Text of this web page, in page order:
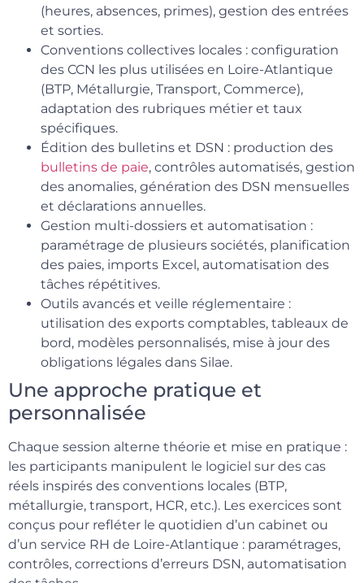
(heures, absences, primes), gestion des entrées
et sorties.
Conventions collectives locales : configuration
des CCN les plus utilisées en Loire-Atlantique
(BTP, Métallurgie, Transport, Commerce),
adaptation des rubriques métier et taux
spécifiques.
Édition des bulletins et DSN : production des
bulletins de paie, contrôles automatisés, gestion
des anomalies, génération des DSN mensuelles
et déclarations annuelles.
Gestion multi-dossiers et automatisation :
paramétrage de plusieurs sociétés, planification
des paies, imports Excel, automatisation des
tâches répétitives.
Outils avancés et veille réglementaire :
utilisation des exports comptables, tableaux de
bord, modèles personnalisés, mise à jour des
obligations légales dans Silae.
Une approche pratique et
personnalisée
Chaque session alterne théorie et mise en pratique :
les participants manipulent le logiciel sur des cas
réels inspirés des conventions locales (BTP,
métallurgie, transport, HCR, etc.). Les exercices sont
conçus pour refléter le quotidien d’un cabinet ou
d’un service RH de Loire-Atlantique : paramétrages,
contrôles, corrections d’erreurs DSN, automatisation